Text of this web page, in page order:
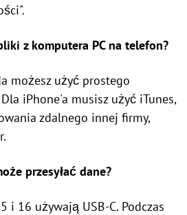
z komputera PC na telefon?
możesz użyć prostego
Dla iPhone'a musisz użyć iTunes,
zdalnego innej firmy,
przesyłać dane?
i 16 używają USB-C. Podczas